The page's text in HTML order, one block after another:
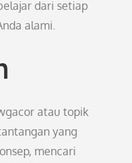
dari setiap
alami.
atau topik
yang
mencari